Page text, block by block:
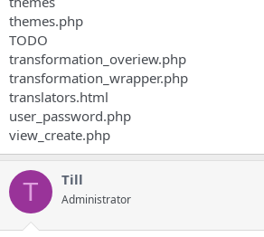
themes.php
TODO
transformation_overiew.php
transformation_wrapper.php
translators.html
user_password.php
view_create.php
T Till
Administrator